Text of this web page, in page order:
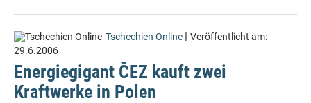
Tschechien Online | Veröffentlicht am:
29.6.2006
Energiegigant ČEZ kauft zwei
Kraftwerke in Polen